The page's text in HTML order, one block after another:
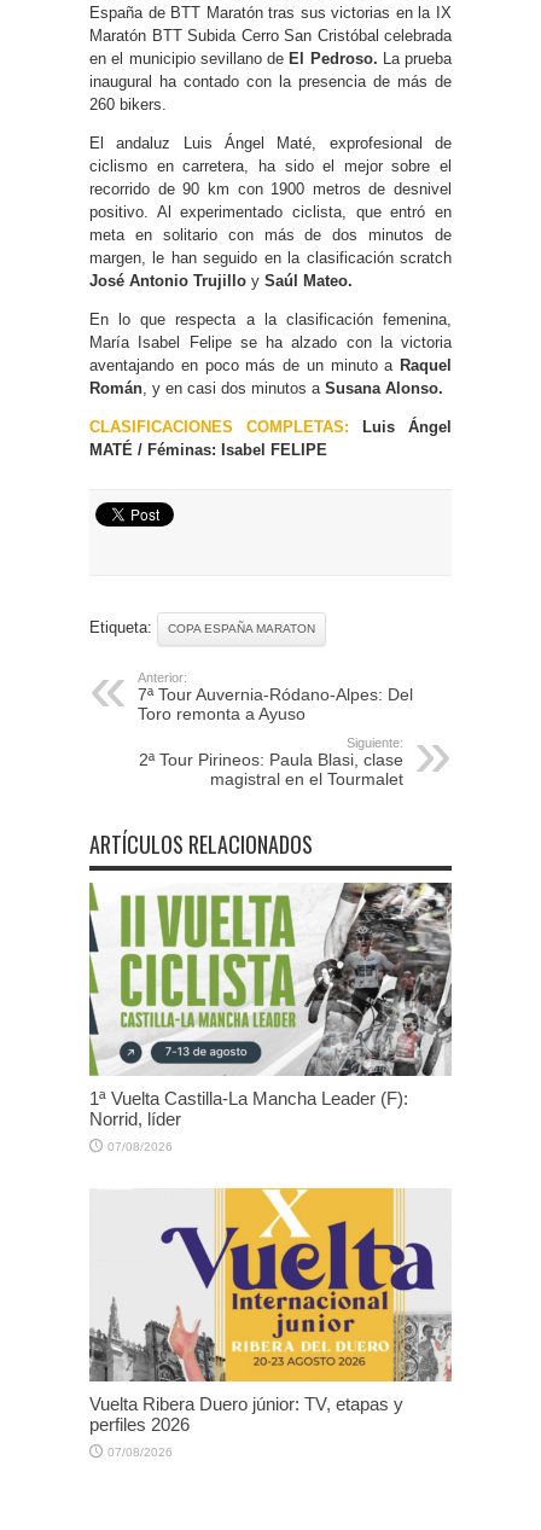
España de BTT Maratón tras sus victorias en la IX
Maratón BTT Subida Cerro San Cristóbal celebrada
en el municipio sevillano de El Pedroso.
La prueba
inaugural ha contado con la presencia de más de
260 bikers.
El andaluz Luis Ángel Maté, exprofesional de
ciclismo en carretera, ha sido el mejor sobre el
recorrido de 90 km con 1900 metros de desnivel
positivo. Al experimentado ciclista, que entró en
meta en solitario con más de dos minutos de
margen, le han seguido en la clasificación scratch
José Antonio Trujillo y Saúl Mateo.
En lo que respecta a la clasificación femenina,
María Isabel Felipe se ha alzado con la victoria
aventajando en poco más de un minuto a Raquel
Román , y en casi dos minutos a Susana Alonso.
CLASIFICACIONES COMPLETAS: Luis Ángel
MATÉ / Féminas: Isabel FELIPE
Etiqueta: COPA ESPAÑA MARATON
Anterior:
7ª Tour Auvernia-Ródano-Alpes: Del
Toro remonta a Ayuso
Siguiente:
2ª Tour Pirineos: Paula Blasi, clase
magistral en el Tourmalet
ARTÍCULOS RELACIONADOS
1ª Vuelta Castilla-La Mancha Leader (F):
Norrid, líder
07/08/2026
Vuelta Ribera Duero júnior: TV, etapas y
perfiles 2026
07/08/2026